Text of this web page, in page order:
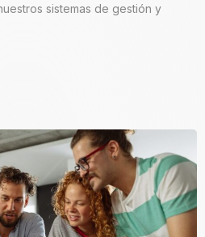
sistemas de gestión y